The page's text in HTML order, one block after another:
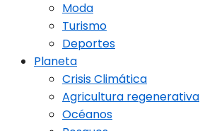
Moda
Turismo
Deportes
Planeta
Crisis Climática
Agricultura regenerativa
Océanos